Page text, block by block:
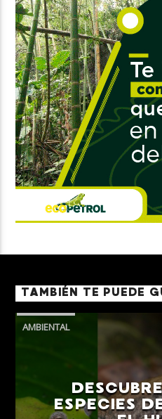
TAMBIÉN TE PUEDE
AMBIENTAL
ESPECIES